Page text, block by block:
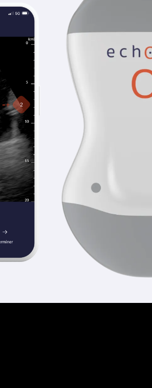
distances :
chaque nouvelle version de
plus fluide et plus intuitive pour tous les
en introduisant trois évolutions majeures
outil